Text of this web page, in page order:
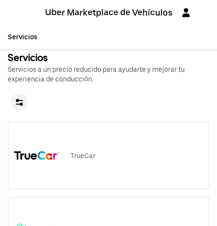
Uber Marketplace de Vehículos
Servicios
Servicios
Servicios a un precio reducido para ayudarte y mejorar tu
experiencia de conducción.
TrueCar